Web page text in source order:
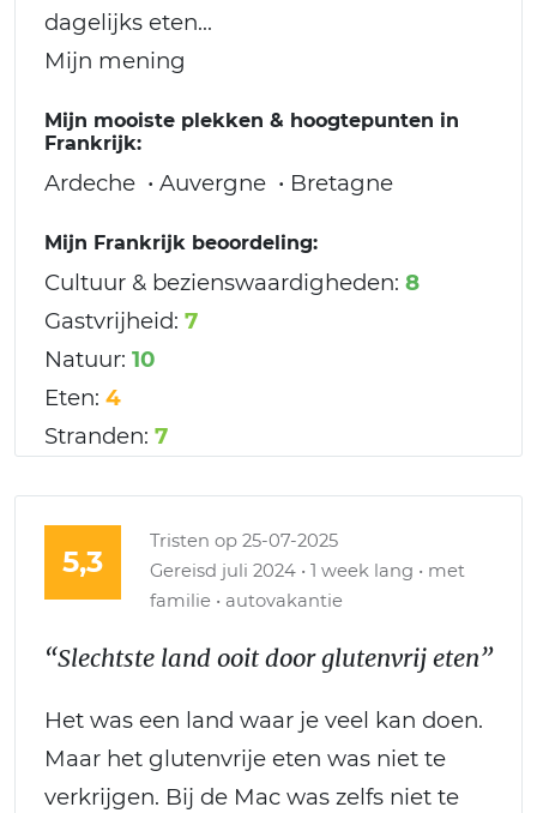
dagelijks eten...
Mijn mening
Mijn mooiste plekken & hoogtepunten in
Frankrijk:
Ardeche • Auvergne • Bretagne
Mijn Frankrijk beoordeling:
Cultuur & bezienswaardigheden: 8
Gastvrijheid: 7
Natuur: 10
Eten: 4
Stranden: 7
5,3
Tristen op 25-07-2025
Gereisd juli 2024 • 1 week lang • met
familie • autovakantie
“Slechtste land ooit door glutenvrij eten”
Het was een land waar je veel kan doen.
Maar het glutenvrije eten was niet te
verkrijgen. Bij de Mac was zelfs niet te